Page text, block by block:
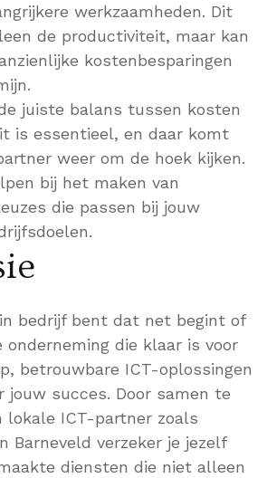
werkzaamheden. Dit
de productiviteit, maar kan
kostenbesparingen
juiste balans tussen kosten
is essentieel, en daar komt
weer om de hoek kijken.
bij het maken van
die passen bij jouw
bedrijf bent dat net begint of
onderneming die klaar is voor
betrouwbare ICT-oplossingen
jouw succes. Door samen te
lokale ICT-partner zoals
Barneveld verzeker je jezelf
diensten die niet alleen